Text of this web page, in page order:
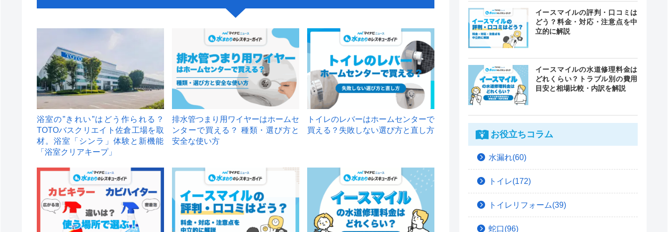
浴室の”きれい”はどう作られる？
TOTOバスクリエイト佐倉工場を取
材。浴室「シンラ」体験と新機能
「浴室クリアキープ」
排水管つまり用ワイヤーはホームセ
ンターで買える？ 種類・選び方と
安全な使い方
トイレのレバーはホームセンターで
買える？失敗しない選び方と直し方
イースマイルの評判・口コミは
どう？料金・対応・注意点を中
立的に解説
イースマイルの水道修理料金は
どれくらい？トラブル別の費用
目安と相場比較・内訳を解説
お役立ちコラム
水漏れ(60)
トイレ(172)
トイレリフォーム(39)
蛇口(96)